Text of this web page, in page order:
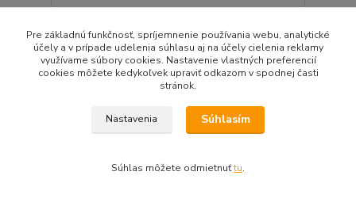
Pre základnú funkčnosť, spríjemnenie používania webu, analytické
účely a v prípade udelenia súhlasu aj na účely cielenia reklamy
využívame súbory cookies. Nastavenie vlastných preferencií
cookies môžete kedykoľvek upraviť odkazom v spodnej časti
stránok.
Nastavenia Súhlasím
Súhlas môžete odmietnuťtu.